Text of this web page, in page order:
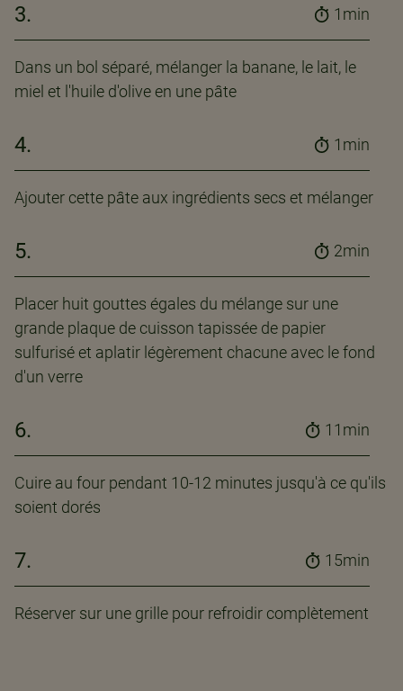
3. 1min
Dans un bol séparé, mélanger la banane, le lait, le
miel et l'huile d'olive en une pâte
4. 1min
Ajouter cette pâte aux ingrédients secs et mélanger
5. 2min
Placer huit gouttes égales du mélange sur une
grande plaque de cuisson tapissée de papier
sulfurisé et aplatir légèrement chacune avec le fond
d'un verre
6. 11min
Cuire au four pendant 10-12 minutes jusqu'à ce qu'ils
soient dorés
7. 15min
Réserver sur une grille pour refroidir complètement